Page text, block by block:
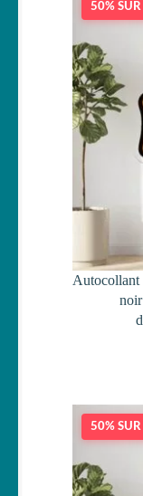
50% SUR
Autocollant
50% SUR